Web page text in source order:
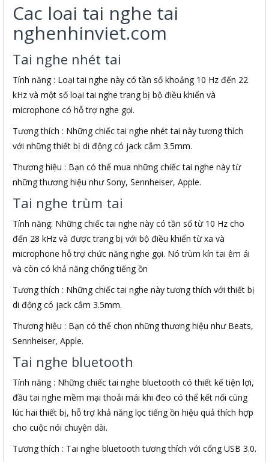
Cac loai tai nghe tai
nghenhinviet.com
Tai nghe nhét tai
Tính năng : Loại tai nghe này có tần số khoảng 10 Hz đến 22
kHz và một số loại tai nghe trang bị bộ điều khiển và
microphone có hỗ trợ nghe gọi.
Tương thích : Những chiếc tai nghe nhét tai này tương thích
với những thiết bị di động có jack cắm 3.5mm.
Thương hiệu : Bạn có thể mua những chiếc tai nghe này từ
những thương hiệu như Sony, Sennheiser, Apple.
Tai nghe trùm tai
Tính năng: Những chiếc tai nghe này có tần số từ 10 Hz cho
đến 28 kHz và được trang bị với bộ điều khiển từ xa và
microphone hỗ trợ chức năng nghe gọi. Nó trùm kín tai êm ái
và còn có khả năng chống tiếng ồn
Tương thích : Những chiếc tai nghe này tương thích với thiết bị
di động có jack cắm 3.5mm.
Thương hiệu : Bạn có thể chọn những thương hiệu như Beats,
Sennheiser, Apple.
Tai nghe bluetooth
Tính năng : Những chiếc tai nghe bluetooth có thiết kế tiện lợi,
đầu tai nghe mềm mại thoải mái khi đeo có thể kết nối cùng
lúc hai thiết bị, hỗ trợ khả năng lọc tiếng ồn hiệu quả thích hợp
cho cuộc nói chuyện dài.
Tương thích : Tai nghe bluetooth tương thích với cổng USB 3.0.